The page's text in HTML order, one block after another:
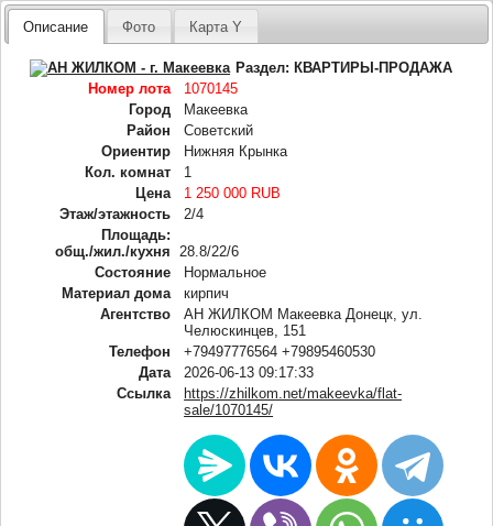
Описание Фото Карта Y
Раздел:КВАРТИРЫ-ПРОДАЖА
Номер лота
1070145
Город
Макеевка
Район
Советский
Ориентир
Нижняя Крынка
Кол. комнат
1
Цена
1 250 000 RUB
Этаж/этажность
2/4
Площадь:
общ./жил./кухня
28.8/22/6
Состояние
Нормальное
Материал дома
кирпич
Агентство
АН ЖИЛКОМ Макеевка Донецк, ул.
Челюскинцев, 151
Телефон
+79497776564 +79895460530
Дата
2026-06-13 09:17:33
Ссылка
https://zhilkom.net/makeevka/flat-
sale/1070145/